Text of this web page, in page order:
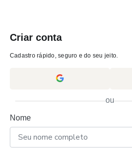
Criar conta
Cadastro rápido, seguro e do seu jeito.
ou
Nome